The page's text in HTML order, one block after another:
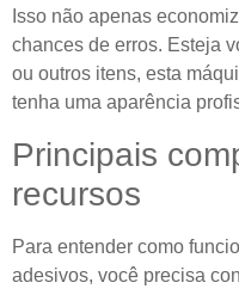
Isso não apenas
chances de erros. Esteja
ou outros itens, esta
tenha uma aparência
Principais
recursos
Para entender como
adesivos, você precisa